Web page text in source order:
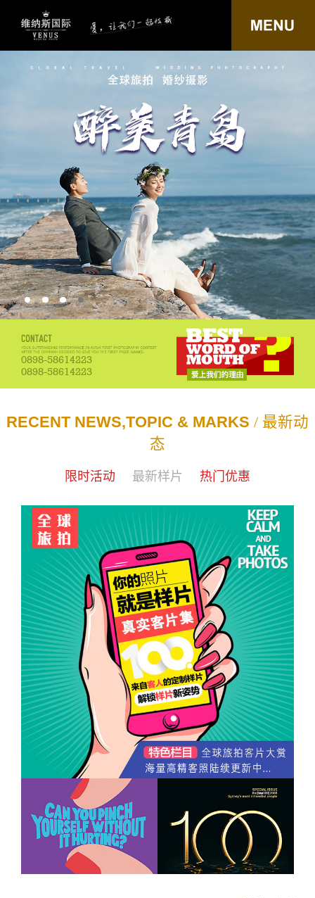
0898-58614223
0898-58614223
RECENT NEWS,TOPIC & MARKS / 最新动
态
限时活动 最新样片 热门优惠